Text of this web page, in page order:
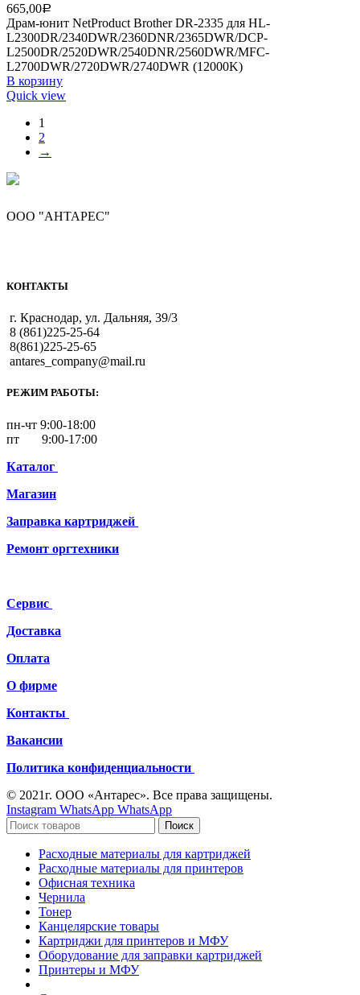
665,00Р
Драм-юнит NetProduct Brother DR-2335 для HL-
L2300DR/2340DWR/2360DNR/2365DWR/DCP-
L2500DR/2520DWR/2540DNR/2560DWR/MFC-
L2700DWR/2720DWR/2740DWR (12000K)
В корзину
Quick view
1
2
→
ООО "АНТАРЕС"
КОНТАКТЫ
г. Краснодар, ул. Дальняя, 39/3
8 (861)225-25-64
8(861)225-25-65
antares_company@mail.ru
РЕЖИМ РАБОТЫ:
пн-чт 9:00-18:00
пт 9:00-17:00
Каталог
Магазин
Заправка картриджей
Ремонт оргтехники
Сервис
Доставка
Оплата
О фирме
Контакты
Вакансии
Политика конфиденциальности
© 2021г. ООО «Антарес». Все права защищены.
Instagram WhatsApp WhatsApp
Поиск
Расходные материалы для картриджей
Расходные материалы для принтеров
Офисная техника
Чернила
Тонер
Канцелярские товары
Картриджи для принтеров и МФУ
Оборудование для заправки картриджей
Принтеры и МФУ